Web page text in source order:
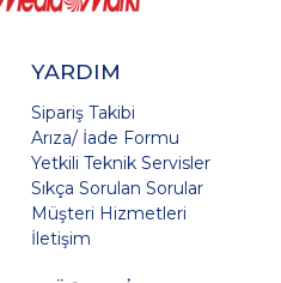
YARDIM
Sipariş Takibi
Arıza/ İade Formu
Yetkili Teknik Servisler
Sıkça Sorulan Sorular
Müşteri Hizmetleri
İletişim